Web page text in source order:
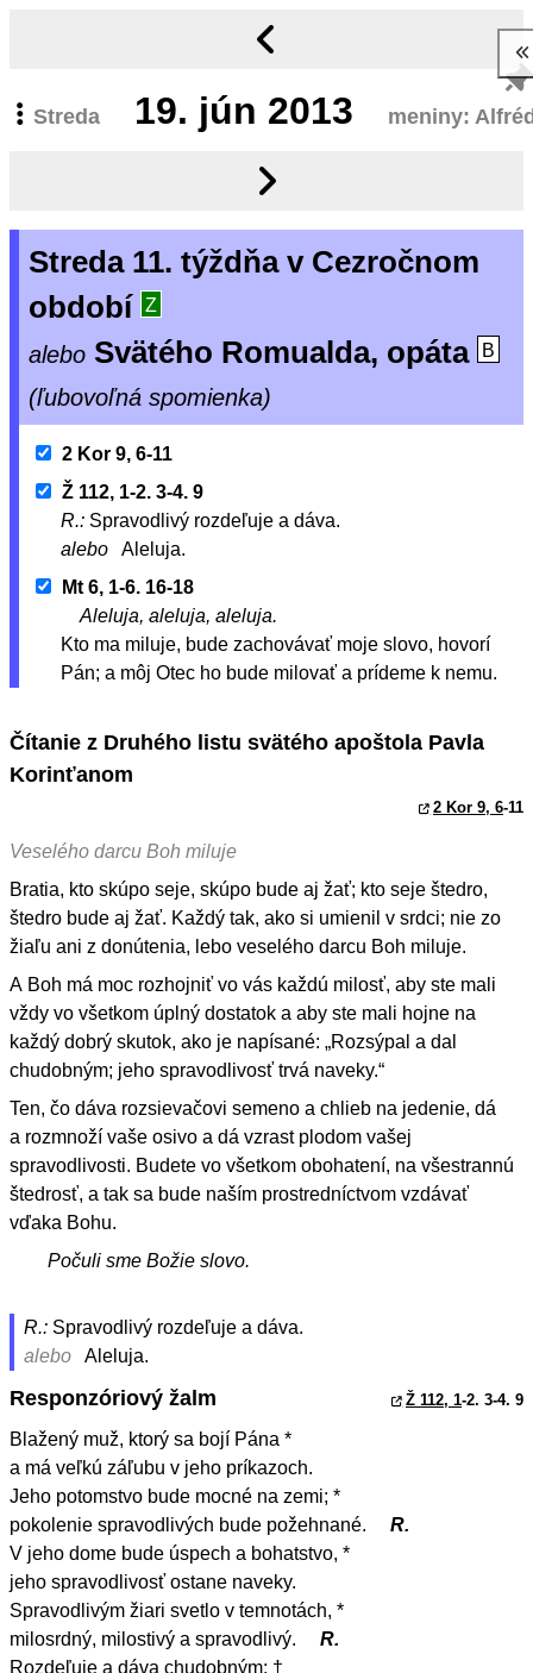
Streda 19. jún 2013 meniny:
Streda 11. týždňa v Cezročnom
období
Z
alebo Svätého Romualda, opáta B
(ľubovoľná spomienka)
2 Kor 9, 6-11
Ž 112, 1-2. 3-4. 9
R.: Spravodlivý rozdeľuje a dáva.
alebo
Aleluja.
Mt 6, 1-6. 16-18
Aleluja, aleluja, aleluja.
Kto ma miluje, bude zachovávať moje slovo, hovorí
Pán; a môj Otec ho bude milovať a prídeme k nemu.
Čítanie z Druhého listu svätého apoštola Pavla
Korinťanom
2 Kor 9, 6-11
Veselého darcu Boh miluje
Bratia, kto skúpo seje, skúpo bude aj žať; kto seje štedro,
štedro bude aj žať. Každý tak, ako si umienil v srdci; nie zo
žiaľu ani z donútenia, lebo veselého darcu Boh miluje.
A Boh má moc rozhojniť vo vás každú milosť, aby ste mali
vždy vo všetkom úplný dostatok a aby ste mali hojne na
každý dobrý skutok, ako je napísané: „Rozsýpal a dal
chudobným; jeho spravodlivosť trvá naveky.“
Ten, čo dáva rozsievačovi semeno a chlieb na jedenie, dá
a rozmnoží vaše osivo a dá vzrast plodom vašej
spravodlivosti. Budete vo všetkom obohatení, na všestrannú
štedrosť, a tak sa bude naším prostredníctvom vzdávať
vďaka Bohu.
Počuli sme Božie slovo.
R.: Spravodlivý rozdeľuje a dáva.
alebo
Aleluja.
Responzóriový žalm Ž 112, 1-2. 3-4. 9
Blažený muž, ktorý sa bojí Pána *
a má veľkú záľubu v jeho príkazoch.
Jeho potomstvo bude mocné na zemi; *
pokolenie spravodlivých bude požehnané.
R.
V jeho dome bude úspech a bohatstvo, *
jeho spravodlivosť ostane naveky.
Spravodlivým žiari svetlo v temnotách, *
milosrdný, milostivý a spravodlivý.
R.
Rozdeľuje a dáva chudobným; †